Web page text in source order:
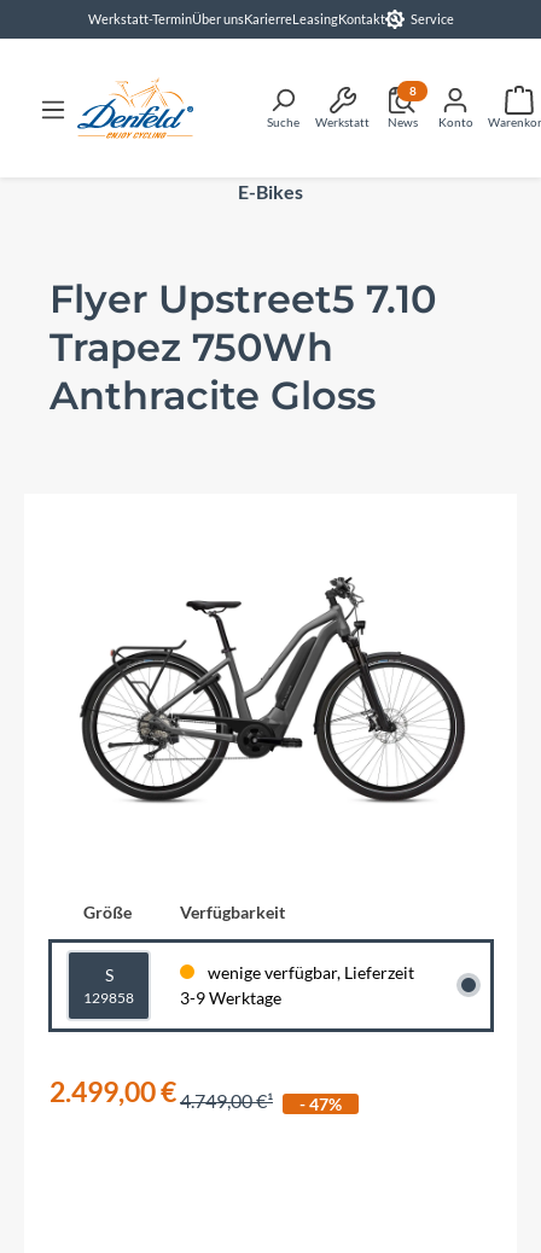
springenWerkstatt-TerminÜber unsKarierreLeasingKontakt Service
Suche Werkstatt News
8
Konto
E-Bikes
Flyer Upstreet5 7.10
Trapez 750Wh
Anthracite Gloss
Größe Verfügbarkeit
S
129858
wenige verfügbar, Lieferzeit
3-9 Werktage
2.499,00 €4.749,00 € - 47%